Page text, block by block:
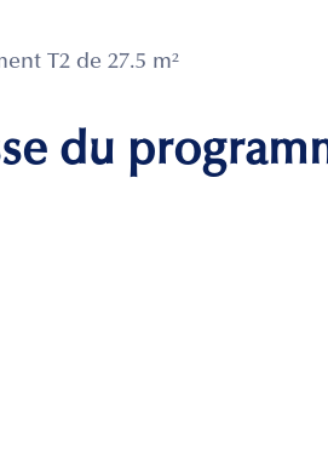
T2 de 27.5 m²
du